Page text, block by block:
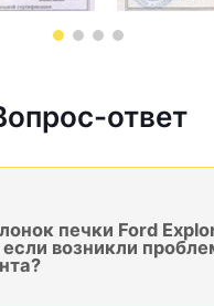
ответ
печки Ford
если возникли